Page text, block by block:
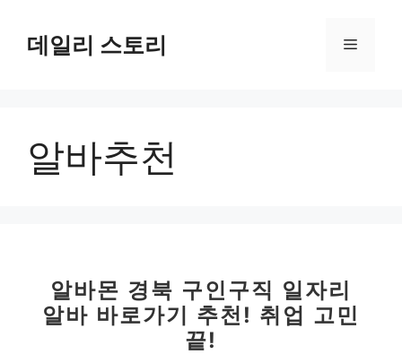
데일리 스토리 메
알바추천
알바몬 경북 구인구직 일자리
알바 바로가기 추천! 취업 고민
끝!